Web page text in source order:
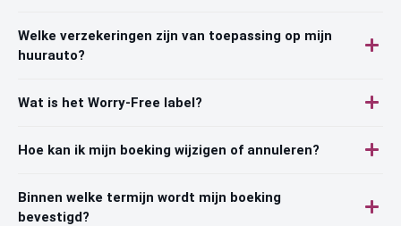
Welke verzekeringen zijn van toepassing op mijn
huurauto?
Wat is het Worry-Free label?
Hoe kan ik mijn boeking wijzigen of annuleren?
Binnen welke termijn wordt mijn boeking
bevestigd?